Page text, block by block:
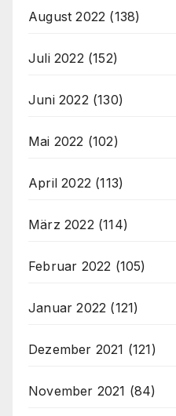
August 2022 (138)
Juli 2022 (152)
Juni 2022 (130)
Mai 2022 (102)
April 2022 (113)
März 2022 (114)
Februar 2022 (105)
Januar 2022 (121)
Dezember 2021 (121)
November 2021 (84)